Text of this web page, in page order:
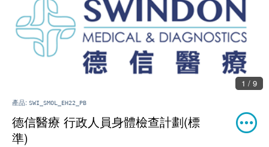
1 / 9
產品: SWI_SMOL_EH22_PB
德信醫療 行政人員身體檢查計劃(標
準)